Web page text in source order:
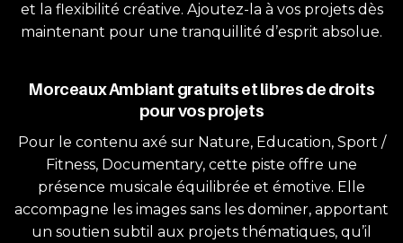
et la flexibilité créative. Ajoutez-la à vos projets dès
maintenant pour une tranquillité d’esprit absolue.
Morceaux Ambiant gratuits et libres de droits
pour vos projets
Pour le contenu axé sur Nature, Education, Sport /
Fitness, Documentary, cette piste offre une
présence musicale équilibrée et émotive. Elle
accompagne les images sans les dominer, apportant
un soutien subtil aux projets thématiques, qu’il